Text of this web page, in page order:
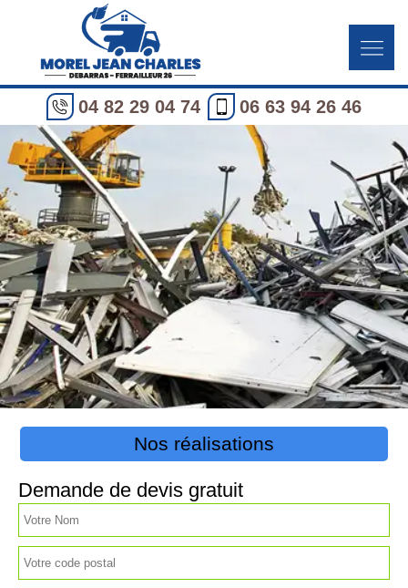
04 82 29 04 74 06 63 94 26 46
Nos réalisations
Demande de devis gratuit